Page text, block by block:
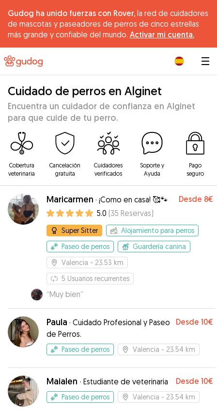
Gudog ha unido fuerzas con Rover, la red de cuidadores
de mascotas y paseadores de perros de cinco estrellas
más grande y confiable del mundo. Activar mi cuenta.
Cuidado de perros en Alginet
Encuentra un cuidador de confianza en Alginet
para que cuide de tu perro.
Cobertura
veterinaria
Cancelación
gratuita
Cuidadores
verificados
Soporte y
Ayuda
Pago
seguro
Maricarmen · ¡Como en casa! 🥰🐾 Desde 8€
5.0 (35 Reservas)
Super Sitter
Alojamiento para perros
Paseo de perros
Guardería canina
Valencia - 23.53 km
5 Usuarios recurrentes
“Muy bien”
Paula · Cuidado Profesional y Paseo
de Perros.
Desde 10€
Paseo de perros Valencia - 23.54 km
Maialen · Estudiante de veterinaria Desde 10€
Paseo de perros Valencia - 23.54 km